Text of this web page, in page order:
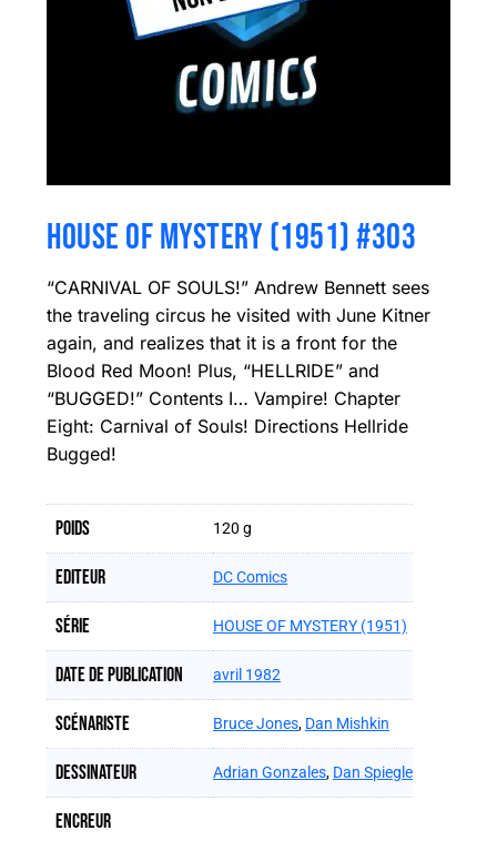
HOUSE OF MYSTERY (1951) #303
“CARNIVAL OF SOULS!” Andrew Bennett sees
the traveling circus he visited with June Kitner
again, and realizes that it is a front for the
Blood Red Moon! Plus, “HELLRIDE” and
“BUGGED!” Contents I… Vampire! Chapter
Eight: Carnival of Souls! Directions Hellride
Bugged!
Poids 120 g
Editeur DC Comics
Série HOUSE OF MYSTERY (1951)
Date de publication avril 1982
Scénariste Bruce Jones, Dan Mishkin
Dessinateur Adrian Gonzales, Dan Spiegle
Encreur